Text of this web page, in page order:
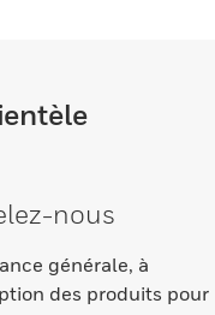
nous
générale, à
des produits pour